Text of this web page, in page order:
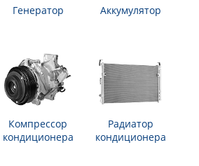
Генератор Аккумулятор
Компрессор
кондиционера
Радиатор
кондиционера